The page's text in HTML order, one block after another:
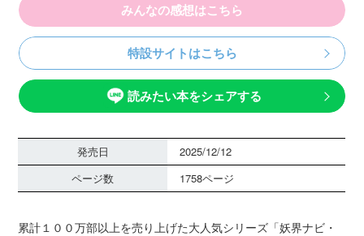
みんなの感想はこちら
特設サイトはこちら
読みたい本をシェアする
発売日
2025/12/12
ページ数
1758ページ
累計１００万部以上を売り上げた大人気シリーズ「妖界ナビ・